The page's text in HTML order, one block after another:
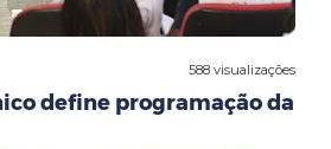
588 visualizações
define programação da